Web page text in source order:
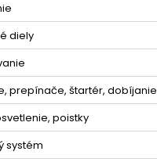
diely
prepínače, štartér, dobíjanie
poistky
systém